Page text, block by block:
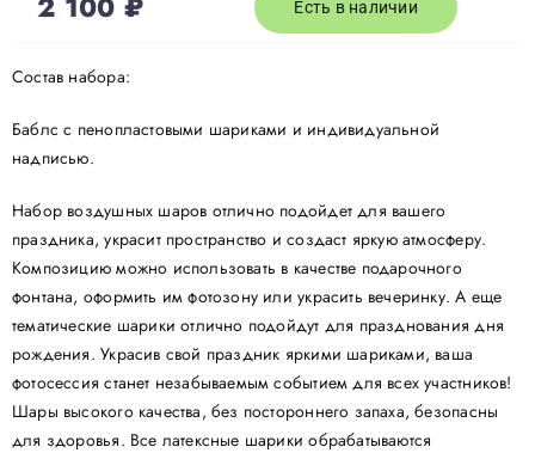
Есть в наличии
Состав набора:
Баблс с пенопластовыми шариками и индивидуальной
надписью.
Набор воздушных шаров отлично подойдет для вашего
праздника, украсит пространство и создаст яркую атмосферу.
Композицию можно использовать в качестве подарочного
фонтана, оформить им фотозону или украсить вечеринку. А еще
тематические шарики отлично подойдут для празднования дня
рождения. Украсив свой праздник яркими шариками, ваша
фотосессия станет незабываемым событием для всех участников!
Шары высокого качества, без постороннего запаха, безопасны
для здоровья. Все латексные шарики обрабатываются